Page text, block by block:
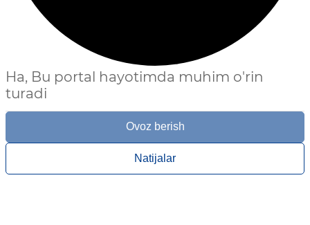
Ha, Bu portal hayotimda muhim o'rin
turadi
Ovoz berish
Natijalar